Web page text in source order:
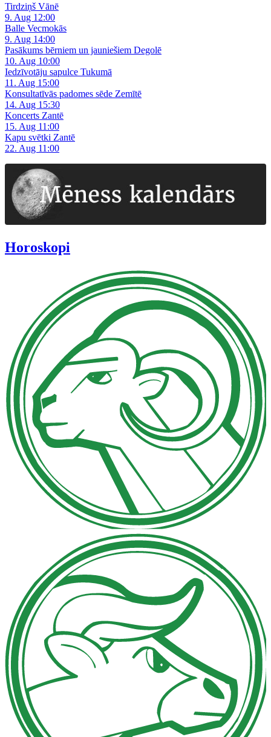
Tirdziņš Vānē
9. Aug 12:00
Balle Vecmokās
9. Aug 14:00
Pasākums bērniem un jauniešiem Degolē
10. Aug 10:00
Iedzīvotāju sapulce Tukumā
11. Aug 15:00
Konsultatīvās padomes sēde Zemītē
14. Aug 15:30
Koncerts Zantē
15. Aug 11:00
Kapu svētki Zantē
22. Aug 11:00
Horoskopi